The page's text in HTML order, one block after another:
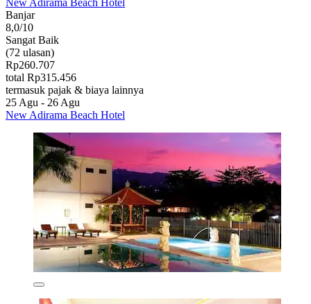
New Adirama Beach Hotel
Banjar
8,0/10
Sangat Baik
(72 ulasan)
Rp260.707
total Rp315.456
termasuk pajak & biaya lainnya
25 Agu - 26 Agu
New Adirama Beach Hotel